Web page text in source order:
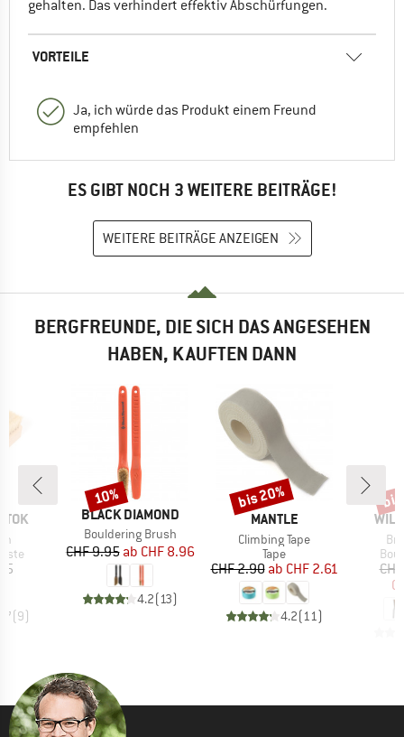
gehalten. Das verhindert effektiv Abschürfungen.
VORTEILE
Ja, ich würde das Produkt einem Freund
empfehlen
ES GIBT NOCH 3 WEITERE BEITRÄGE!
WEITERE BEITRÄGE ANZEIGEN
BERGFREUNDE, DIE SICH DAS ANGESEHEN
HABEN, KAUFTEN DANN
(9)
MARKE
BLACK DIAMOND
Artikel
Bouldering Brush
Preis
CHF 9.95 reduzierter Preis
ab CHF 8.96
4.2(13)
Rabatt
10%
MARKE
MANTLE
Artikel
Climbing Tape
Produktgruppe
Tape
Preis
CHF 2.90 reduzierter Preis
ab CHF 2.61
4.2(11)
Rabatt
bis 20%